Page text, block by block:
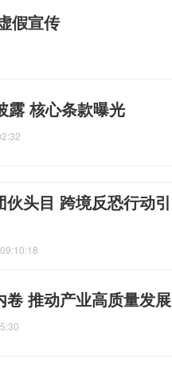
假宣传
露 核心条款曝光
头目 跨境反恐行动引
推动产业高质量发展